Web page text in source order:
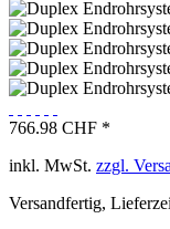
766.98 CHF *
inkl. MwSt. zzgl.
Versandfertig,